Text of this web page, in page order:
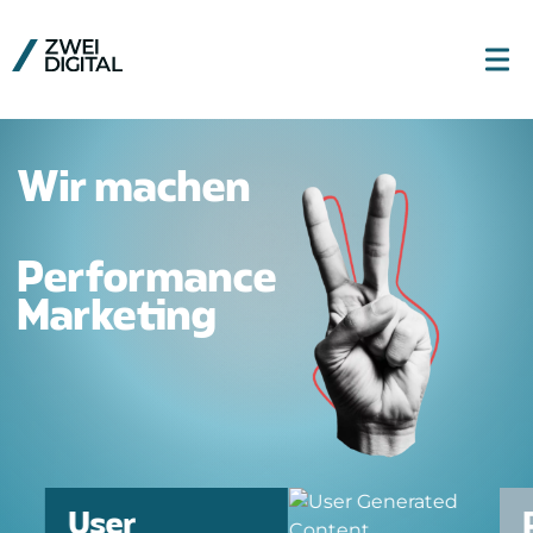
Wir machen
Performance
Marketing
Performance